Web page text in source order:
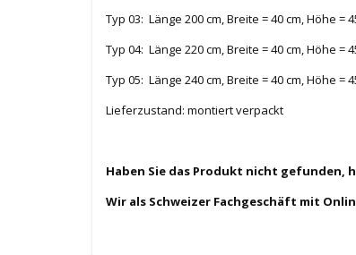
Typ 03: Länge 200 cm, Breite = 40 cm, Höhe =
Typ 04: Länge 220 cm, Breite = 40 cm, Höhe =
Typ 05: Länge 240 cm, Breite = 40 cm, Höhe =
Lieferzustand: montiert verpackt
Haben Sie das Produkt nicht gefunden,
Wir als Schweizer Fachgeschäft mit